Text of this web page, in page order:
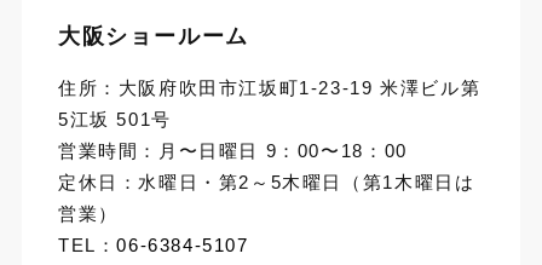
大阪ショールーム
住所：大阪府吹田市江坂町1-23-19 米澤ビル第
5江坂 501号
営業時間：月〜日曜日 9：00〜18：00
定休日：水曜日・第2～5木曜日（第1木曜日は
営業）
TEL：06-6384-5107